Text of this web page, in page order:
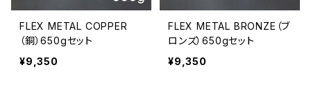
FLEX METAL COPPER
（銅）650gセット
¥9,350
FLEX METAL BRONZE（ブ
ロンズ）650gセット
¥9,350